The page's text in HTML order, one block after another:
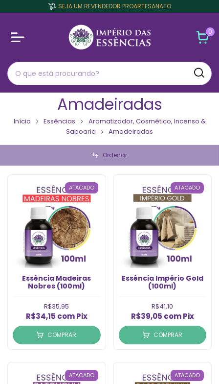
SEJA UM REVENDEDOR PROARTESANATO
0
Amadeiradas
Início Essências
Aromatizador, Cosmético, Incenso &
Saboaria
Amadeiradas
Ordenar
ATACADO
Essência Madeiras
Nobres (100ml)
R$35,95
R$34,15 com Pix
COMPRAR
ATACADO
Essência Império Gold
(100ml)
R$41,10
R$39,05 com Pix
COMPRAR
ATACADO ATACADO